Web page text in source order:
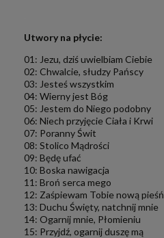
Utwory na płycie:
01: Jezu, dziś uwielbiam Ciebie
02: Chwalcie, słudzy Pańscy
03: Jesteś wszystkim
04: Wierny jest Bóg
05: Jestem do Niego podobny
06: Niech przyjęcie Ciała i Krwi
07: Poranny Świt
08: Stolico Mądrości
09: Będę ufać
10: Boska nawigacja
11: Broń serca mego
12: Zaśpiewam Tobie nową pieśń
13: Duchu Święty, natchnij mnie
14: Ogarnij mnie, Płomieniu
15: Przyjdź, ogarnij duszę mą